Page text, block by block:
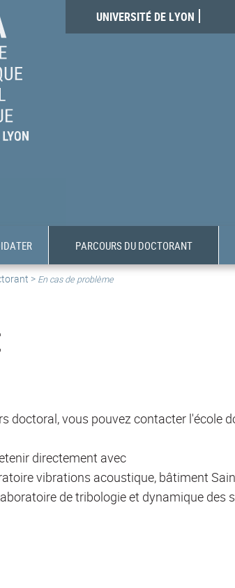
UNIVERSITÉ DE LYON
PARCOURS DU DOCTORANT
> En cas de problème
doctoral, vous pouvez contacter l'école
directement avec
vibrations acoustique, bâtiment
de tribologie et dynamique